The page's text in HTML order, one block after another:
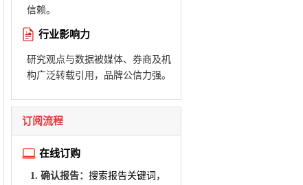
信赖。
行业影响力
研究观点与数据被媒体、券商及机
构广泛转载引用，品牌公信力强。
订阅流程
在线订购
1. 确认报告： 搜索报告关键词，